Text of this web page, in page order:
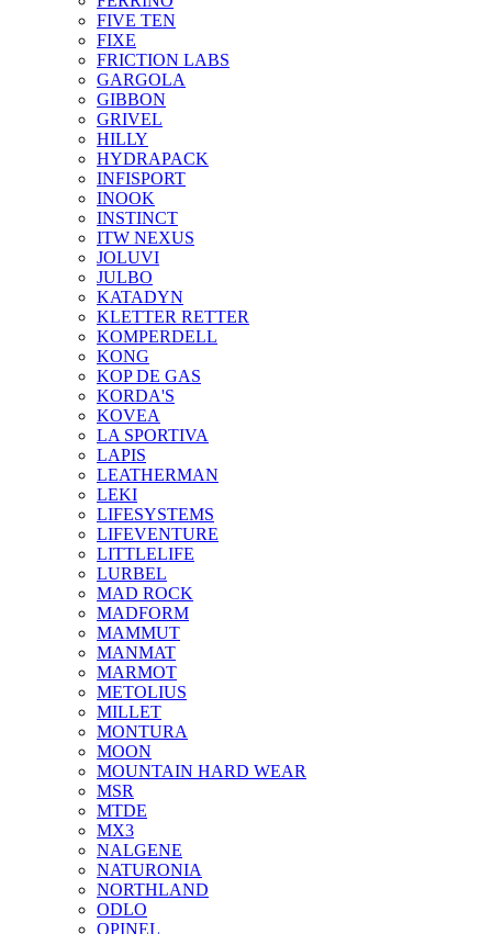
FIVE TEN
FIXE
FRICTION LABS
GARGOLA
GIBBON
GRIVEL
HILLY
HYDRAPACK
INFISPORT
INOOK
INSTINCT
ITW NEXUS
JOLUVI
JULBO
KATADYN
KLETTER RETTER
KOMPERDELL
KONG
KOP DE GAS
KORDA'S
KOVEA
LA SPORTIVA
LAPIS
LEATHERMAN
LEKI
LIFESYSTEMS
LIFEVENTURE
LITTLELIFE
LURBEL
MAD ROCK
MADFORM
MAMMUT
MANMAT
MARMOT
METOLIUS
MILLET
MONTURA
MOON
MOUNTAIN HARD WEAR
MSR
MTDE
MX3
NALGENE
NATURONIA
NORTHLAND
ODLO
OPINEL